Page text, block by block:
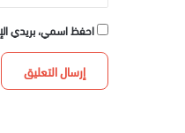
احفظ اسمي، بريدي